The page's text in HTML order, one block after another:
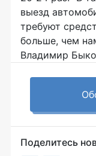
выезд
требуют
больше, чем
Владимир
Поделитесь